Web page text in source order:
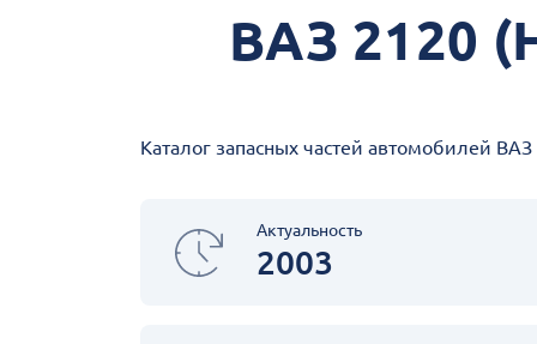
ВАЗ 2120
Каталог запасных частей автомобилей
Актуальность
2003